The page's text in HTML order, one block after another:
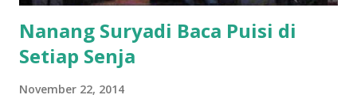
Nanang Suryadi Baca Puisi di
Setiap Senja
November 22, 2014